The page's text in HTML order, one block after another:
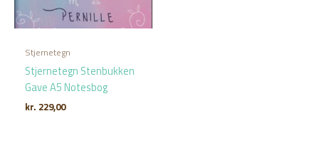
Stjernetegn
Stjernetegn Stenbukken
Gave A5 Notesbog
kr. 229,00